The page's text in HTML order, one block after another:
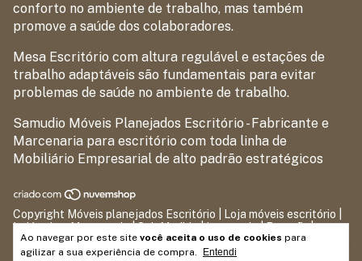
Ao navegar por este site você aceita o uso de cookies para
agilizar a sua experiência de compra.
Entendi
conforto no ambiente de trabalho, mas também
promove a saúde dos colaboradores.
Mesa Escritório com altura regulável e estações de
trabalho adaptáveis são fundamentais para evitar
problemas de saúde no ambiente de trabalho.
Samudio Móveis Planejados Escritório - Fabricante e
Marcenaria para escritório com toda linha de
Mobiliário Empresarial de alto padrão estratégicos
Copyright Móveis planejados Escritório | Loja móveis escritório |
Indústria e Marcenaria | Sob Medida | Laqueado | Retrofit |
Construtora | Incorporadora | Prédio Comercial | Ambiente
Corporativo Orgânica - 2026. Todos os direitos reservados.